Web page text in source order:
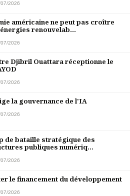
2026
américaine ne peut pas croître
renouvelab...
2026
Djibril Ouattara réceptionne le
2026
la gouvernance de l'IA
2026
de bataille stratégique des
publiques numériq...
2026
le financement du développement
2026